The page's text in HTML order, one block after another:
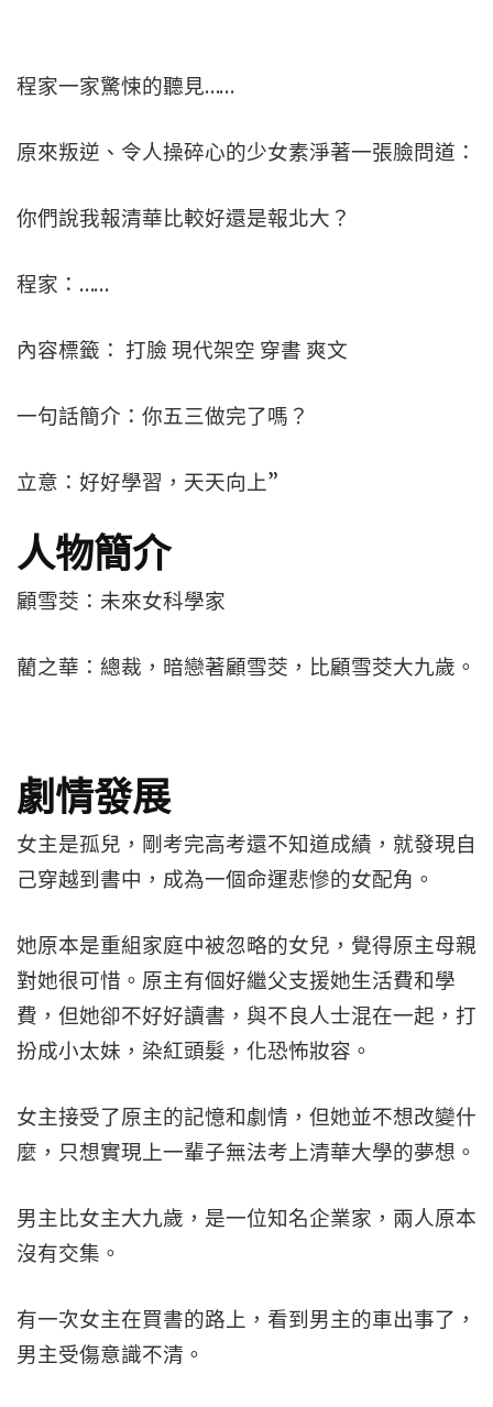
程家一家驚悚的聽見……
原來叛逆、令人操碎心的少女素淨著一張臉問道：
你們說我報清華比較好還是報北大？
程家：……
內容標籤： 打臉 現代架空 穿書 爽文
一句話簡介：你五三做完了嗎？
立意：好好學習，天天向上”
人物簡介
顧雪茭：未來女科學家
藺之華：總裁，暗戀著顧雪茭，比顧雪茭大九歲。
劇情發展
女主是孤兒，剛考完高考還不知道成績，就發現自
己穿越到書中，成為一個命運悲慘的女配角。
她原本是重組家庭中被忽略的女兒，覺得原主母親
對她很可惜。原主有個好繼父支援她生活費和學
費，但她卻不好好讀書，與不良人士混在一起，打
扮成小太妹，染紅頭髮，化恐怖妝容。
女主接受了原主的記憶和劇情，但她並不想改變什
麼，只想實現上一輩子無法考上清華大學的夢想。
男主比女主大九歲，是一位知名企業家，兩人原本
沒有交集。
有一次女主在買書的路上，看到男主的車出事了，
男主受傷意識不清。